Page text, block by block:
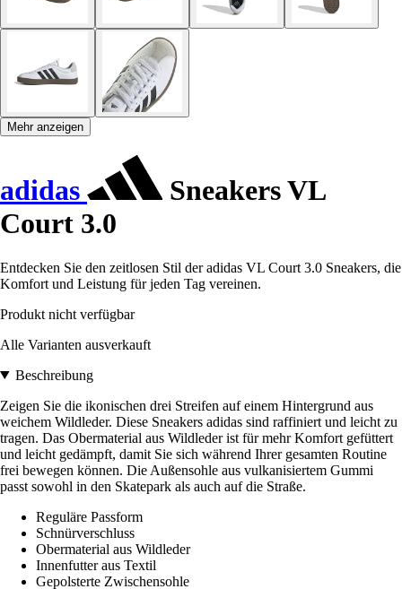
Mehr anzeigen
adidas
Sneakers VL
Court 3.0
Entdecken Sie den zeitlosen Stil der adidas VL Court 3.0 Sneakers, die
Komfort und Leistung für jeden Tag vereinen.
Produkt nicht verfügbar
Alle Varianten ausverkauft
Beschreibung
Zeigen Sie die ikonischen drei Streifen auf einem Hintergrund aus
weichem Wildleder. Diese Sneakers adidas sind raffiniert und leicht zu
tragen. Das Obermaterial aus Wildleder ist für mehr Komfort gefüttert
und leicht gedämpft, damit Sie sich während Ihrer gesamten Routine
frei bewegen können. Die Außensohle aus vulkanisiertem Gummi
passt sowohl in den Skatepark als auch auf die Straße.
Reguläre Passform
Schnürverschluss
Obermaterial aus Wildleder
Innenfutter aus Textil
Gepolsterte Zwischensohle